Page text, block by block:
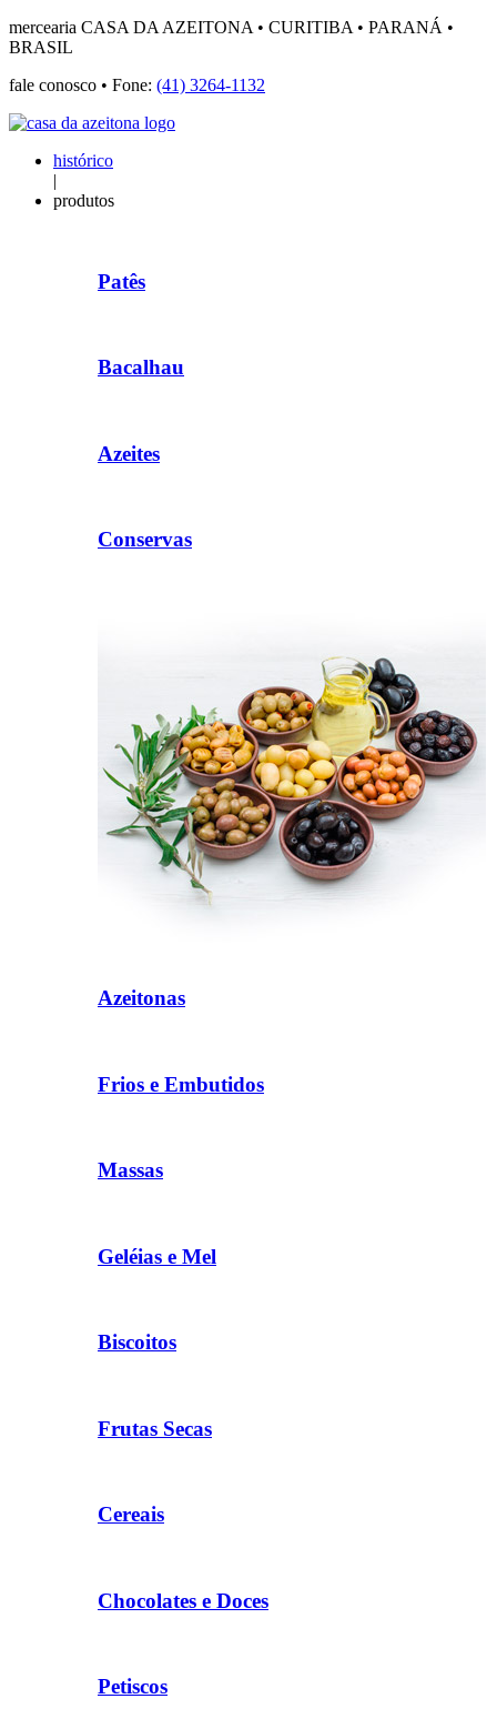
mercearia CASA DA AZEITONA • CURITIBA • PARANÁ •
BRASIL
fale conosco • Fone: (41) 3264-1132
histórico
|
produtos
Patês
Bacalhau
Azeites
Conservas
Azeitonas
Frios e Embutidos
Massas
Geléias e Mel
Biscoitos
Frutas Secas
Cereais
Chocolates e Doces
Petiscos